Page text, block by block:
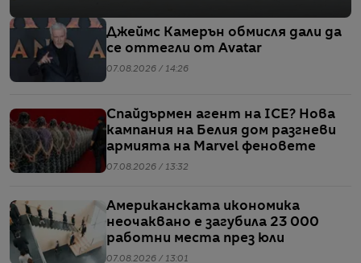
Джеймс Камерън обмисля дали да
се оттегли от Avatar
07.08.2026 / 14:26
Спайдърмен агент на ICE? Нова
кампания на Белия дом разгневи
армията на Marvel феновете
07.08.2026 / 13:32
Американската икономика
неочаквано е загубила 23 000
работни места през юли
07.08.2026 / 13:01